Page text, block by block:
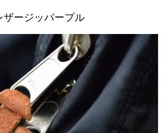
ザージッパープル